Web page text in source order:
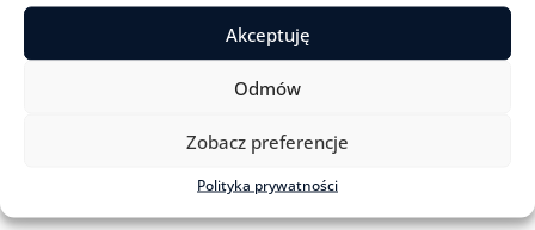
Akceptuję
Odmów
Zobacz preferencje
Polityka prywatności
Szukamy w internecie odpowiedzi
na nasze potrzeby. Tymczasem
wcale nie w internecie jest